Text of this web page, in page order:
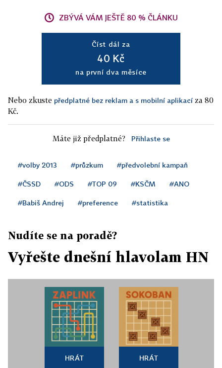
ZBÝVÁ VÁM JEŠTĚ 80 % ČLÁNKU
Číst dál za
40 Kč
na první dva měsíce
Nebo zkuste předplatné bez reklam a s mobilní aplikací za 80
Kč.
Máte již předplatné? Přihlaste se
#volby 2013 #průzkum #předvolební kampaň
#ČSSD #ODS #TOP 09 #KSČM #ANO
#Babiš Andrej #preference #statistika
Nudíte se na poradě?
Vyřešte dnešní hlavolam HN
HRÁT HRÁT